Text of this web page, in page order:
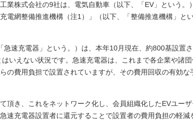
業株式会社の9社は、電気自動車（以下、「EV」という。
電網整備推進機構（注1）」（以下、「整備推進機構」と
速充電器」という。）は、本年10月現在、約800基設置
いえない状況です。急速充電器は、これまで各企業や諸
の費用負担で設置されていますが、その費用回収の有効な
頂き、これをネットワーク化し、会員組織化したEVユー
速充電器設置者に還元することで設置者の費用負担の軽減